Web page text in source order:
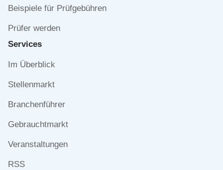
Beispiele für Prüfgebühren
Prüfer werden
Services
Navigation
Im Überblick
Stellenmarkt
Branchenführer
Gebrauchtmarkt
Veranstaltungen
RSS